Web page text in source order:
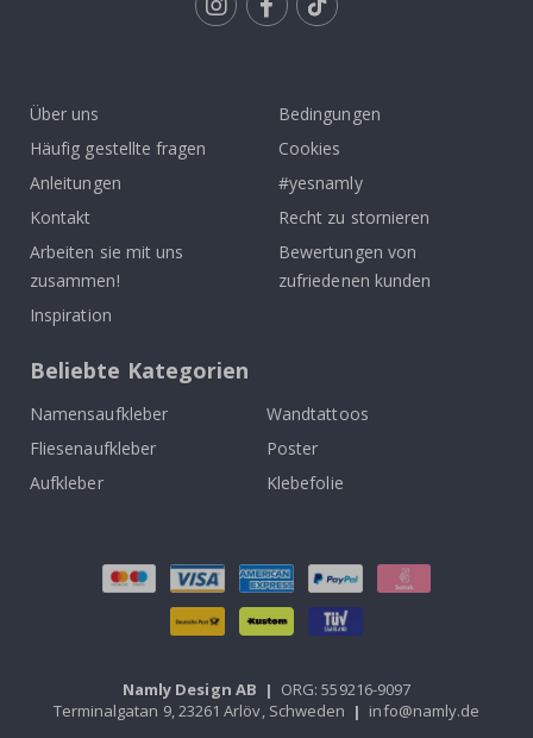
Über uns
Häufig gestellte fragen
Anleitungen
Kontakt
Arbeiten sie mit uns
zusammen!
Inspiration
Bedingungen
Cookies
#yesnamly
Recht zu stornieren
Bewertungen von
zufriedenen kunden
Beliebte Kategorien
Namensaufkleber
Wandtattoos
Fliesenaufkleber
Poster
Aufkleber
Klebefolie
Namly Design AB | ORG: 559216-9097
Terminalgatan 9, 23261 Arlöv, Schweden | info@namly.de